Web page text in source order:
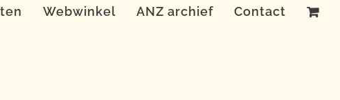
Webwinkel ANZ archief Contact